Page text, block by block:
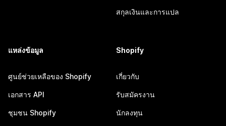
สกุลเงินและการแปล
แหล่งข้อมูล
ศูนย์ช่วยเหลือของ Shopify
เอกสาร API
ชุมชน Shopify
Shopify
เกี่ยวกับ
รับสมัครงาน
นักลงทุน